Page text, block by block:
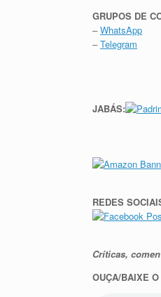
GRUPOS DE
–WhatsApp
–Telegram
JABÁS:
REDES
Críticas,
OUÇA/BAIXE